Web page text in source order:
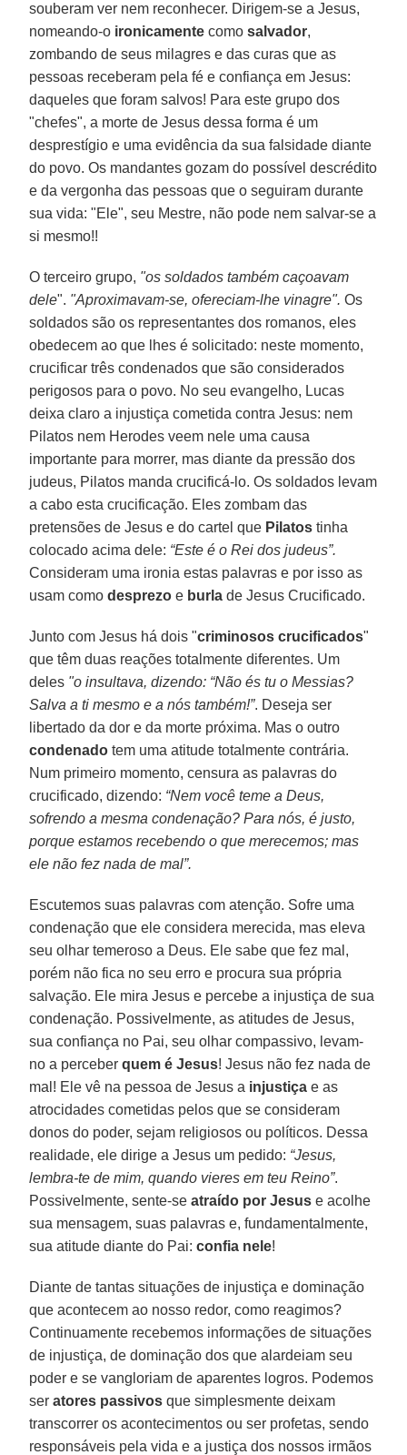
souberam ver nem reconhecer. Dirigem-se a Jesus,
nomeando-o ironicamente como salvador,
zombando de seus milagres e das curas que as
pessoas receberam pela fé e confiança em Jesus:
daqueles que foram salvos! Para este grupo dos
"chefes", a morte de Jesus dessa forma é um
desprestígio e uma evidência da sua falsidade diante
do povo. Os mandantes gozam do possível descrédito
e da vergonha das pessoas que o seguiram durante
sua vida: "Ele", seu Mestre, não pode nem salvar-se a
si mesmo!!
O terceiro grupo, "os soldados também caçoavam
dele". "Aproximavam-se, ofereciam-lhe vinagre". Os
soldados são os representantes dos romanos, eles
obedecem ao que lhes é solicitado: neste momento,
crucificar três condenados que são considerados
perigosos para o povo. No seu evangelho, Lucas
deixa claro a injustiça cometida contra Jesus: nem
Pilatos nem Herodes veem nele uma causa
importante para morrer, mas diante da pressão dos
judeus, Pilatos manda crucificá-lo. Os soldados levam
a cabo esta crucificação. Eles zombam das
pretensões de Jesus e do cartel que Pilatos tinha
colocado acima dele: “Este é o Rei dos judeus”.
Consideram uma ironia estas palavras e por isso as
usam comodesprezo e burla de Jesus Crucificado.
Junto com Jesus há dois "criminosos crucificados"
que têm duas reações totalmente diferentes. Um
deles "o insultava, dizendo: “Não és tu o Messias?
Salva a ti mesmo e a nós também!”. Deseja ser
libertado da dor e da morte próxima. Mas o outro
condenado tem uma atitude totalmente contrária.
Num primeiro momento, censura as palavras do
crucificado, dizendo: “Nem você teme a Deus,
sofrendo a mesma condenação? Para nós, é justo,
porque estamos recebendo o que merecemos; mas
ele não fez nada de mal”.
Escutemos suas palavras com atenção. Sofre uma
condenação que ele considera merecida, mas eleva
seu olhar temeroso a Deus. Ele sabe que fez mal,
porém não fica no seu erro e procura sua própria
salvação. Ele mira Jesus e percebe a injustiça de sua
condenação. Possivelmente, as atitudes de Jesus,
sua confiança no Pai, seu olhar compassivo, levam-
no a perceberquem é Jesus! Jesus não fez nada de
mal! Ele vê na pessoa de Jesus a injustiça e as
atrocidades cometidas pelos que se consideram
donos do poder, sejam religiosos ou políticos. Dessa
realidade, ele dirige a Jesus um pedido: “Jesus,
lembra-te de mim, quando vieres em teu Reino”.
Possivelmente, sente-se atraído por Jesuse acolhe
sua mensagem, suas palavras e, fundamentalmente,
sua atitude diante do Pai:confia nele!
Diante de tantas situações de injustiça e dominação
que acontecem ao nosso redor, como reagimos?
Continuamente recebemos informações de situações
de injustiça, de dominação dos que alardeiam seu
poder e se vangloriam de aparentes logros. Podemos
seratores passivos que simplesmente deixam
transcorrer os acontecimentos ou ser profetas, sendo
responsáveis pela vida e a justiça dos nossos irmãos